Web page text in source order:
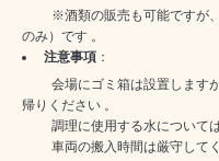
※酒類の販売も可能ですが、
のみ）です 。
注意事項 ：
会場にゴミ箱は設置しますが
帰りください 。
調理に使用する水については
車両の搬入時間は厳守してく